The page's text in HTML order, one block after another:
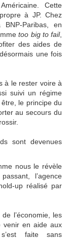
Cette
à JP. Chez
Paribas, en
too big to fail,
des aides de
une fois
à le rester voire à
suivi un régime
le principe du
au secours du
sont devenues
nous le révèle
l’agence
up réalisé par
l’économie, les
venir en aide aux
faite sans